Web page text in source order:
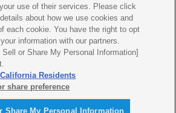
ライバシーポリシー Cookie ポリシー
use of their services. Please click
about how we use cookies and
each cookie. You have the right to opt
information with our partners.
or Share My Personal Information]
Residents
share preference
Share My Personal Information